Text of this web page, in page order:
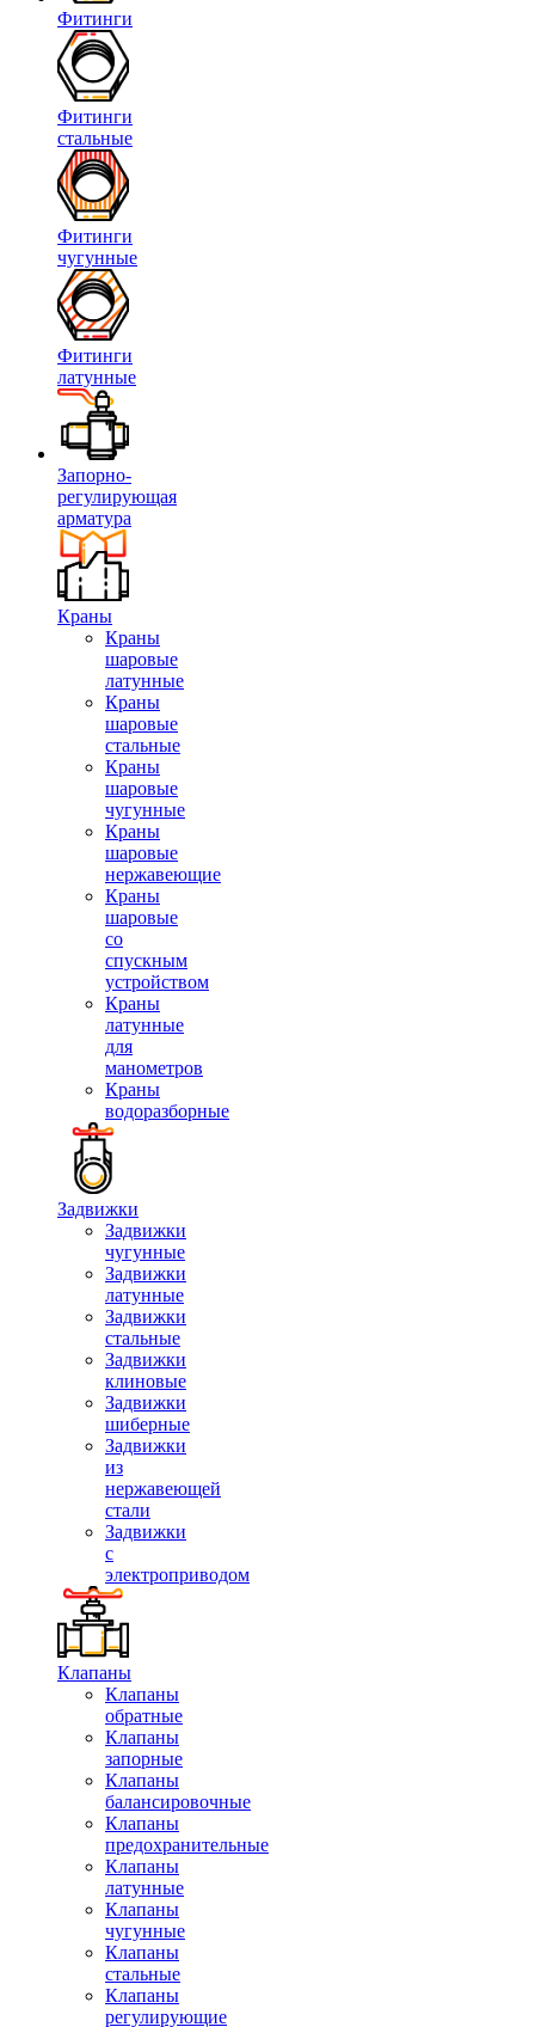
Фитинги
Фитинги
стальные
Фитинги
чугунные
Фитинги
латунные
Запорно-
регулирующая
арматура
Краны
Краны
шаровые
латунные
Краны
шаровые
стальные
Краны
шаровые
чугунные
Краны
шаровые
нержавеющие
Краны
шаровые
со
спускным
устройством
Краны
латунные
для
манометров
Краны
водоразборные
Задвижки
Задвижки
чугунные
Задвижки
латунные
Задвижки
стальные
Задвижки
клиновые
Задвижки
шиберные
Задвижки
из
нержавеющей
стали
Задвижки
с
электроприводом
Клапаны
Клапаны
обратные
Клапаны
запорные
Клапаны
балансировочные
Клапаны
предохранительные
Клапаны
латунные
Клапаны
чугунные
Клапаны
стальные
Клапаны
регулирующие